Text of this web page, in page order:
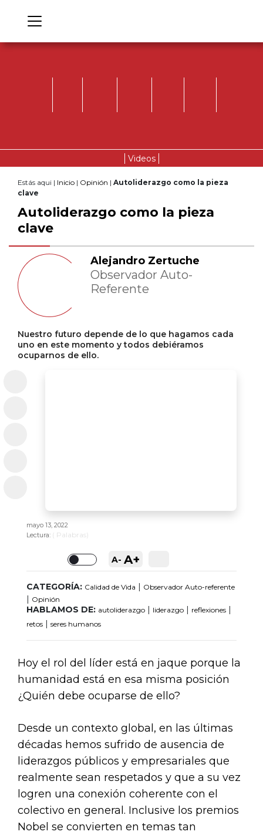
Videos
Estás aqui | Inicio | Opinión | Autoliderazgo como la pieza
clave
Autoliderazgo como la pieza
clave
Alejandro Zertuche
Observador Auto-
Referente
Nuestro futuro depende de lo que hagamos cada
uno en este momento y todos debiéramos
ocuparnos de ello.
mayo 13, 2022
Lectura: ( Palabras)
Toggle
A- A+
CATEGORÍA: Calidad de Vida | Observador Auto-referente
| Opinión
HABLAMOS DE: autoliderazgo | liderazgo | reflexiones |
retos | seres humanos
Hoy el rol del líder está en jaque porque la
humanidad está en esa misma posición
¿Quién debe ocuparse de ello?
Desde un contexto global, en las últimas
décadas hemos sufrido de ausencia de
liderazgos públicos y empresariales que
realmente sean respetados y que a su vez
logren una conexión coherente con el
colectivo en general. Inclusive los premios
Nobel se convierten en temas tan